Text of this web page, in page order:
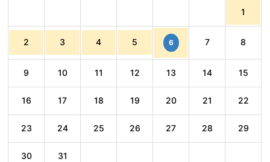
1
2 3 4 5 6 7 8
9 10 11 12 13 14 15
16 17 18 19 20 21 22
23 24 25 26 27 28 29
30 31